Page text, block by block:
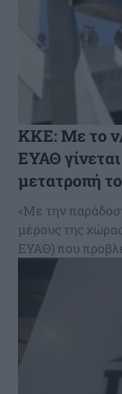
ΚΚΕ: Με το
ΕΥΑΘ
μετατροπή
«Με την
μέρους της
ΕΥΑΘ) που